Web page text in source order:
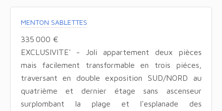
MENTON SABLETTES
335 000 €
EXCLUSIVITE' - Joli appartement deux pièces
mais facilement transformable en trois piéces,
traversant en double exposition SUD/NORD au
quatrième et dernier étage sans ascenseur
surplombant la plage et l'esplanade des